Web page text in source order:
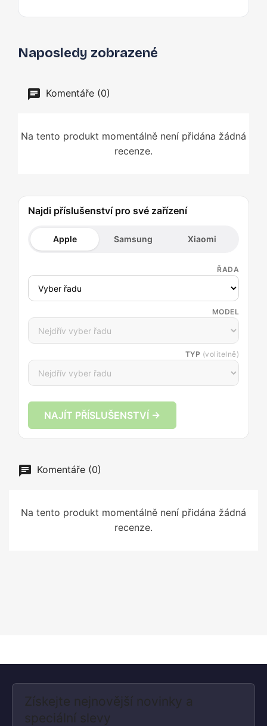
Naposledy zobrazené
Komentáře (0)
Na tento produkt momentálně není přidána žádná
recenze.
Najdi příslušenství pro své zařízení
Apple Samsung Xiaomi
ŘADA
MODEL
TYP (volitelně)
NAJÍT PŘÍSLUŠENSTVÍ →
Komentáře (0)
Na tento produkt momentálně není přidána žádná
recenze.
Získejte nejnovější novinky a
speciální slevy